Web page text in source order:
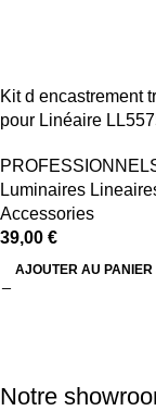
Kit d encastrement
pour Linéaire
Luminaires
Accessories
39,00 €
AJOUTER AU PANIER
Notre